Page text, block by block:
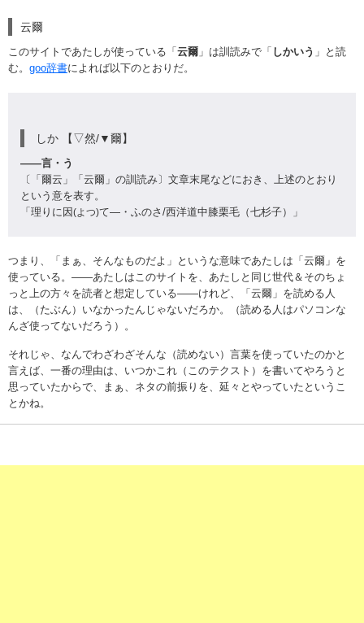
云爾
このサイトであたしが使っている「 云爾 」は訓読みで「 しかいう 」と読
む。 goo辞書によれば以下のとおりだ。
しか 【▽然/▼爾】
――言・う
〔「爾云」「云爾」の訓読み〕文章末尾などにおき、上述のとおり
という意を表す。
「理りに因(よつ)て―・ふのさ/西洋道中膝栗毛（七杉子）」
つまり、「まぁ、そんなものだよ」というな意味であたしは「云爾」を
使っている。――あたしはこのサイトを、あたしと同じ世代＆そのちょ
っと上の方々を読者と想定している――けれど、「云爾」を読める人
は、（たぶん）いなかったんじゃないだろか。（読める人はパソコンな
んざ使ってないだろう）。
それじゃ、なんでわざわざそんな（読めない）言葉を使っていたのかと
言えば、一番の理由は、いつかこれ（このテクスト）を書いてやろうと
思っていたからで、まぁ、ネタの前振りを、延々とやっていたというこ
とかね。